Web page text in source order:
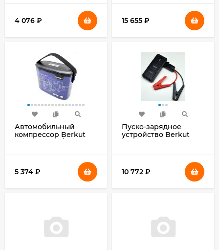
4 076 ₽ 15 655 ₽
Автомобильный
компрессор Berkut
5 374 ₽
Пуско-зарядное
устройство Berkut
10 772 ₽